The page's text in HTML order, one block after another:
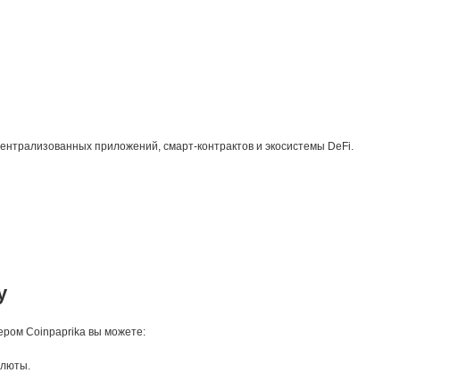
приложений, смарт-контрактов и экосистемы DeFi.
Coinpaprika вы можете: